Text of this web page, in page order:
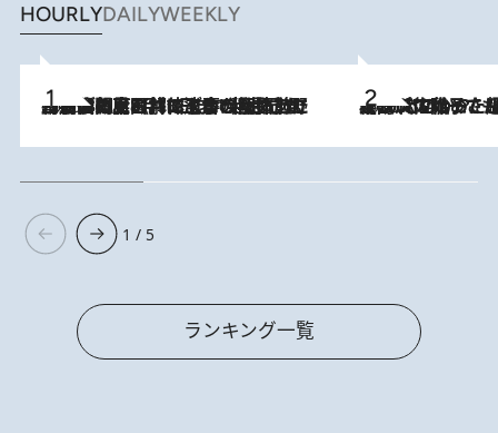
HOURLYDAILYWEEKLY
2026.8.8
「最後に見られてよかった」上野動物園の東園パンダ舎が解体前に特別公開。8月16日まで延長されたパネル展と共に辿る“半世紀”のパンダ飼育《解体工事の図面あり》 2026.8.5
【阿川佐和子さんの年とる力】なぜ70代で始めた趣味は“こんなに楽しい”のか？ ピアノ、俳句…スランプに陥っても続けられる“ある秘訣”とは
1 / 5
ランキング一覧